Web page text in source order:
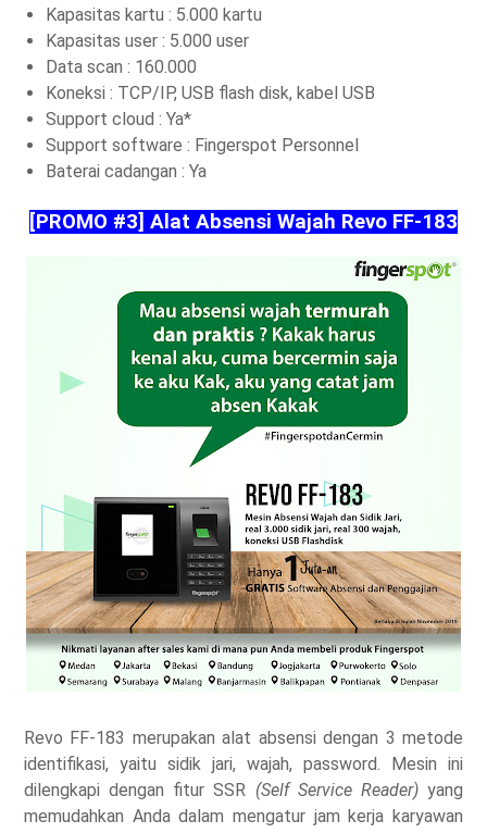
Kapasitas kartu : 5.000 kartu
Kapasitas user : 5.000 user
Data scan : 160.000
Koneksi : TCP/IP, USB flash disk, kabel USB
Support cloud : Ya*
Support software : Fingerspot Personnel
Baterai cadangan : Ya
[PROMO #3] Alat Absensi Wajah Revo FF-183
Revo FF-183 merupakan alat absensi dengan 3 metode
identifikasi, yaitu sidik jari, wajah, password. Mesin ini
dilengkapi dengan fitur SSR (Self Service Reader)yang
memudahkan Anda dalam mengatur jam kerja karyawan